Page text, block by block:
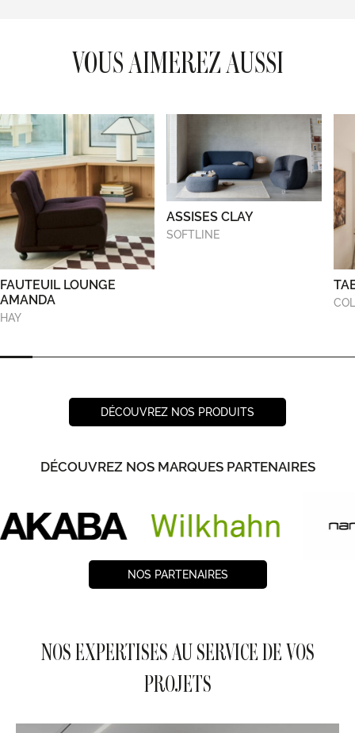
VOUS AIMEREZ AUSSI
FAUTEUIL LOUNGE
AMANDA
HAY
ASSISES CLAY
SOFTLINE
DÉCOUVREZ NOS PRODUITS
DÉCOUVREZ NOS MARQUES PARTENAIRES
NOS PARTENAIRES
NOS EXPERTISES AU SERVICE DE VOS
PROJETS